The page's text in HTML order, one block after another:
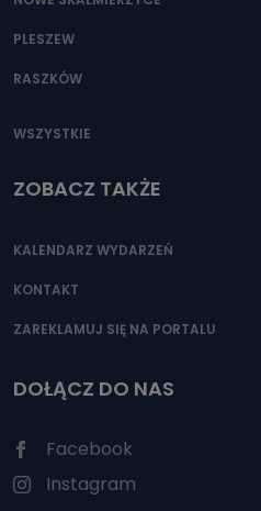
PLESZEW
RASZKÓW
WSZYSTKIE
ZOBACZ TAKŻE
KALENDARZ WYDARZEŃ
KONTAKT
ZAREKLAMUJ SIĘ NA PORTALU
DOŁĄCZ DO NAS
Facebook
Instagram